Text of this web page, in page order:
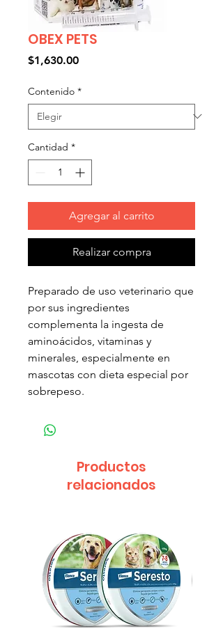
OBEX PETS
$1,630.00Precio
Contenido *
Cantidad *
Agregar al carrito
Realizar compra
Preparado de uso veterinario que
por sus ingredientes
complementa la ingesta de
aminoácidos, vitaminas y
minerales, especialmente en
mascotas con dieta especial por
sobrepeso.
Productos
relacionados